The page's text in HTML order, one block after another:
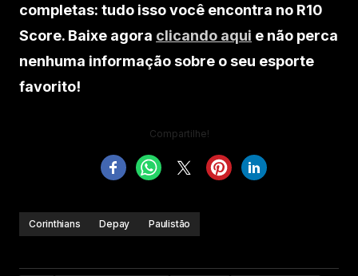
completas: tudo isso você encontra no R10
Score. Baixe agora clicando aqui e não perca
nenhuma informação sobre o seu esporte
favorito!
Compartilhe!
Corinthians Depay Paulistão